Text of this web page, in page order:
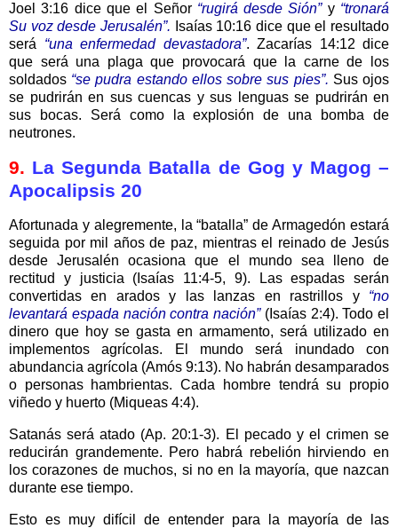
Joel 3:16 dice que el Señor “rugirá desde Sión”y “tronará
Su voz desde Jerusalén”. Isaías 10:16 dice que el resultado
será “una enfermedad devastadora”. Zacarías 14:12 dice
que será una plaga que provocará que la carne de los
soldados “se pudra estando ellos sobre sus pies”. Sus ojos
se pudrirán en sus cuencas y sus lenguas se pudrirán en
sus bocas. Será como la explosión de una bomba de
neutrones.
9. La Segunda Batalla de Gog y Magog –
Apocalipsis 20
Afortunada y alegremente, la “batalla” de Armagedón estará
seguida por mil años de paz, mientras el reinado de Jesús
desde Jerusalén ocasiona que el mundo sea lleno de
rectitud y justicia (Isaías 11:4-5, 9). Las espadas serán
convertidas en arados y las lanzas en rastrillos y “no
levantará espada nación contra nación” (Isaías 2:4). Todo el
dinero que hoy se gasta en armamento, será utilizado en
implementos agrícolas. El mundo será inundado con
abundancia agrícola (Amós 9:13). No habrán desamparados
o personas hambrientas. Cada hombre tendrá su propio
viñedo y huerto (Miqueas 4:4).
Satanás será atado (Ap. 20:1-3). El pecado y el crimen se
reducirán grandemente. Pero habrá rebelión hirviendo en
los corazones de muchos, si no en la mayoría, que nazcan
durante ese tiempo.
Esto es muy difícil de entender para la mayoría de las